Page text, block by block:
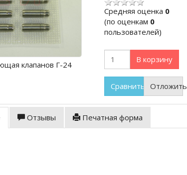
клапанов Г-24
Cредняя оценка 0
(по оценкам 0
пользователей)
В корзину
Сравнить Отложить
Отзывы Печатная форма